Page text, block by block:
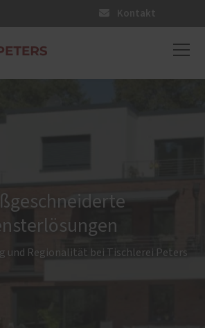
Kontakt
und Regionalität bei Tischlerei Peters